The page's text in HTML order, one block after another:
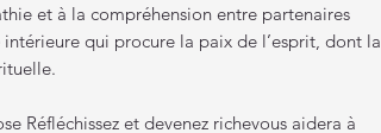
et à la compréhension entre partenaires
intérieure qui procure la paix de l’esprit, dont la
Réfléchissez et devenez richevous aidera à